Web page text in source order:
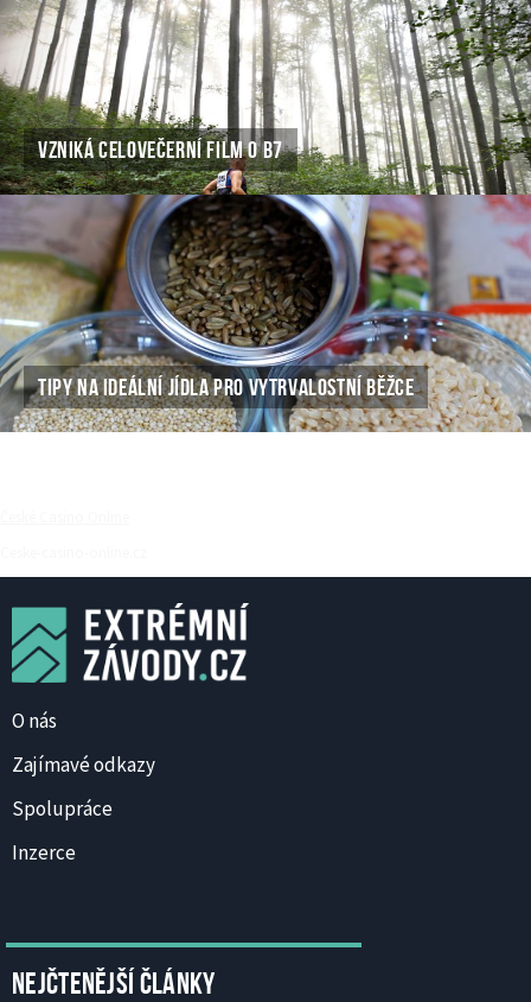
VZNIKÁ CELOVEČERNÍ FILM O B7
TIPY NA IDEÁLNÍ JÍDLA PRO VYTRVALOSTNÍ BĚŽCE
O nás
Zajímavé odkazy
Spolupráce
Inzerce
Nejčtenější články